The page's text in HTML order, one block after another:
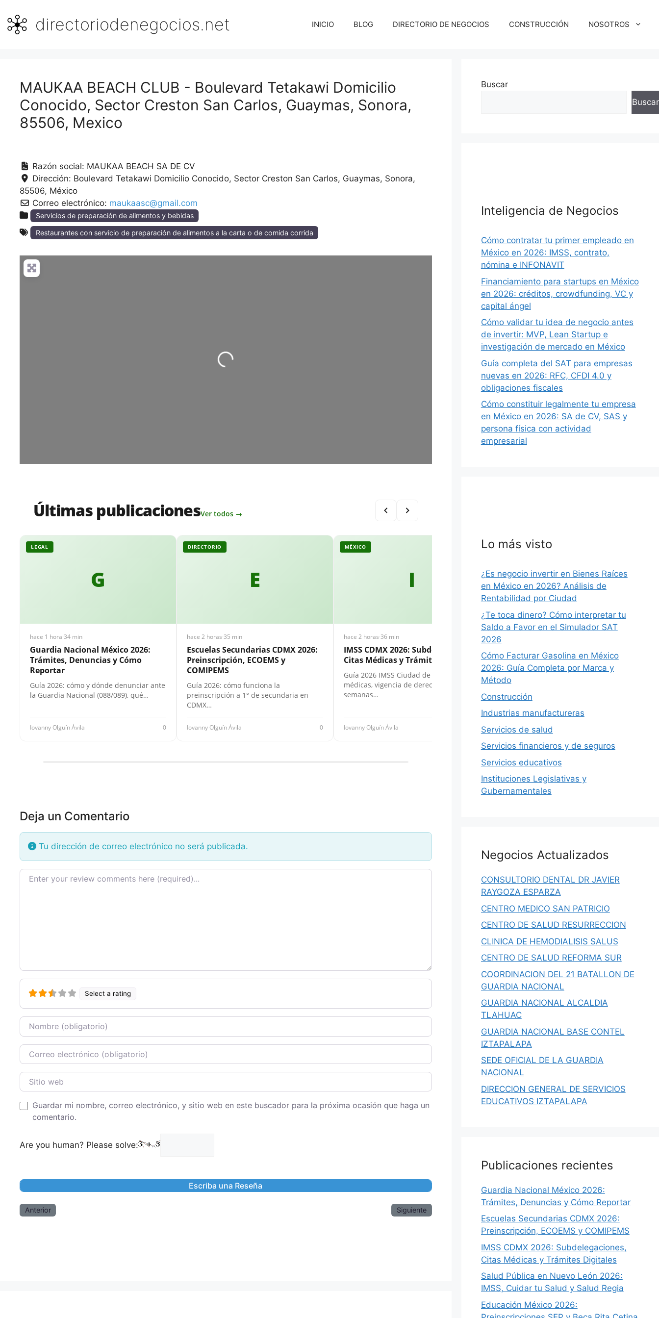
contenidodirectoriodenegocios.net INICIO BLOG DIRECTORIO DE NEGOCIOS CONSTRUCCIÓN NOSOTROS
MAUKAA BEACH CLUB - Boulevard Tetakawi Domicilio
Conocido, Sector Creston San Carlos, Guaymas, Sonora,
85506, Mexico
Razón social: MAUKAA BEACH SA DE CV
Dirección: Boulevard Tetakawi Domicilio Conocido, Sector Creston San Carlos Guaymas Sonora
85506 México
Correo electrónico: maukaasc@gmail.com
Servicios de preparación de alimentos y bebidas
Restaurantes con servicio de preparación de alimentos a la carta o de comida corrida
Loading...
Últimas publicacionesVer todos →
G
LEGAL
hace 1 hora·34 min
Guardia Nacional México 2026:
Trámites, Denuncias y Cómo
Reportar
Guía 2026: cómo y dónde denunciar ante
la Guardia Nacional (088/089), qué…
Iovanny Olguín Ávila 0
E
DIRECTORIO
hace 2 horas·35 min
Escuelas Secundarias CDMX 2026:
Preinscripción, ECOEMS y
COMIPEMS
Guía 2026: cómo funciona la
preinscripción a 1° de secundaria en
CDMX…
Iovanny Olguín Ávila 0
I
MÉXICO
hace 2 horas·36 min
IMSS CDMX 2026: Subdelegaciones,
Citas Médicas y Trámites Digitales
Guía 2026 IMSS Ciudad de México: citas
médicas, vigencia de derechos,
semanas…
Iovanny Olguín Ávila
S
MÉXICO
hace 2 horas
Salud Pública en Nuevo León 2026:
IMSS, Cuidar tu Salud y Salud
Regia
Guía 2026 de salud en Nuevo León: por
qué NL no está…
Iovanny Olguín Ávila
Deja un Comentario
Tu dirección de correo electrónico no será publicada.
Texto de la reseña
Select a rating
Nombre
Correo Electronico
Sitio web
Guardar mi nombre, correo electrónico, y sitio web en este buscador para la próxima ocasión que haga un
comentario.
Are you human? Please solve:
Anterior Siguiente
Buscar
Buscar
Inteligencia de Negocios
Cómo contratar tu primer empleado en
México en 2026: IMSS, contrato,
nómina e INFONAVIT
Financiamiento para startups en México
en 2026: créditos, crowdfunding, VC y
capital ángel
Cómo validar tu idea de negocio antes
de invertir: MVP, Lean Startup e
investigación de mercado en México
Guía completa del SAT para empresas
nuevas en 2026: RFC, CFDI 4.0 y
obligaciones fiscales
Cómo constituir legalmente tu empresa
en México en 2026: SA de CV, SAS y
persona física con actividad
empresarial
Lo más visto
¿Es negocio invertir en Bienes Raíces
en México en 2026? Análisis de
Rentabilidad por Ciudad
¿Te toca dinero? Cómo interpretar tu
Saldo a Favor en el Simulador SAT
2026
Cómo Facturar Gasolina en México
2026: Guía Completa por Marca y
Método
Construcción
Industrias manufactureras
Servicios de salud
Servicios financieros y de seguros
Servicios educativos
Instituciones Legislativas y
Gubernamentales
Negocios Actualizados
CONSULTORIO DENTAL DR JAVIER
RAYGOZA ESPARZA
CENTRO MEDICO SAN PATRICIO
CENTRO DE SALUD RESURRECCION
CLINICA DE HEMODIALISIS SALUS
CENTRO DE SALUD REFORMA SUR
COORDINACION DEL 21 BATALLON DE
GUARDIA NACIONAL
GUARDIA NACIONAL ALCALDIA
TLAHUAC
GUARDIA NACIONAL BASE CONTEL
IZTAPALAPA
SEDE OFICIAL DE LA GUARDIA
NACIONAL
DIRECCION GENERAL DE SERVICIOS
EDUCATIVOS IZTAPALAPA
Publicaciones recientes
Guardia Nacional México 2026:
Trámites, Denuncias y Cómo Reportar
Escuelas Secundarias CDMX 2026:
Preinscripción, ECOEMS y COMIPEMS
IMSS CDMX 2026: Subdelegaciones,
Citas Médicas y Trámites Digitales
Salud Pública en Nuevo León 2026:
IMSS, Cuidar tu Salud y Salud Regia
Educación México 2026: